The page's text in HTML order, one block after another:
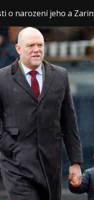
o narození jeho a